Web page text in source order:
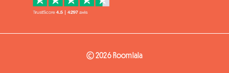
© 2026 Roomlala